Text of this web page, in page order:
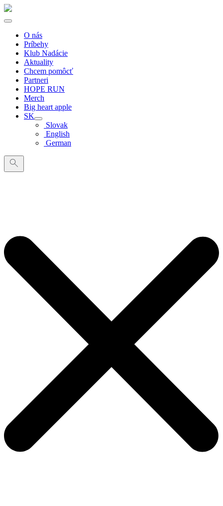
O nás
Príbehy
Klub Nadácie
Aktuality
Chcem pomôcť
Partneri
HOPE RUN
Merch
Big heart apple
SK
Slovak
English
German